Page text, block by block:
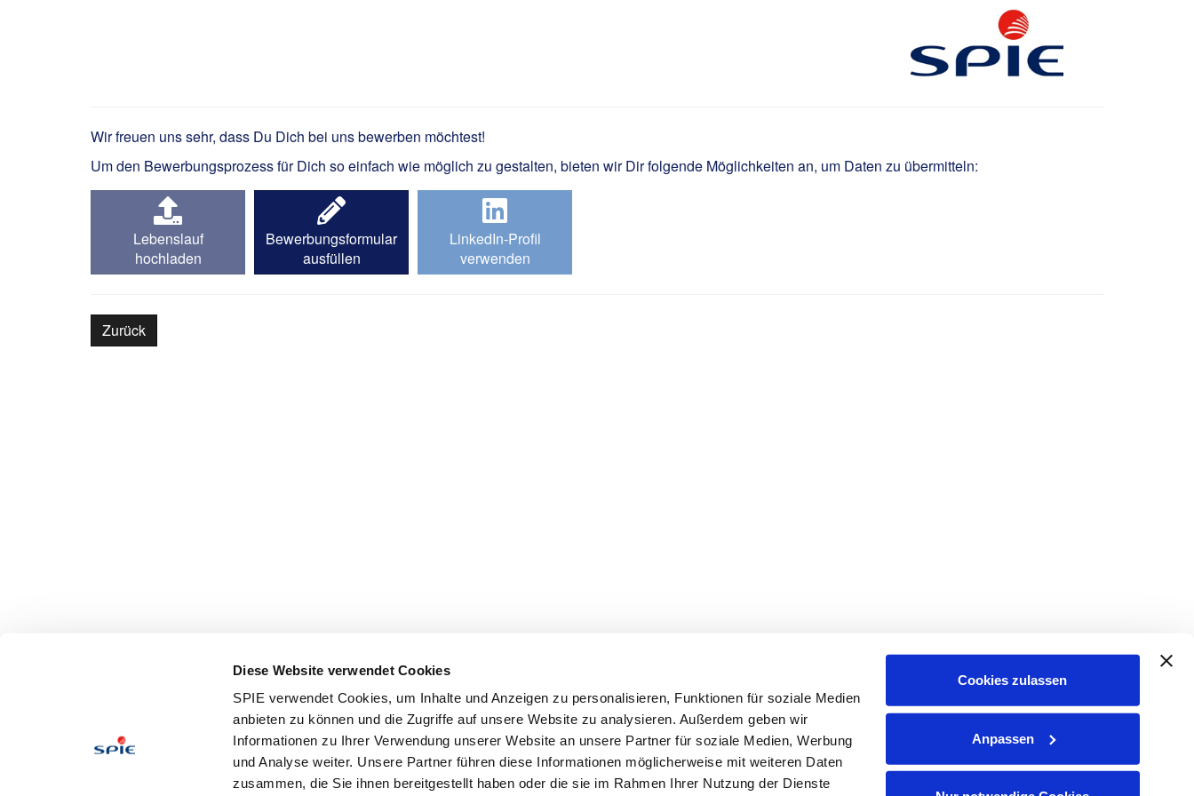
Diese Website verwendet Cookies
SPIE verwendet Cookies, um Inhalte und Anzeigen zu personalisieren, Funktionen für soziale Medien
anbieten zu können und die Zugriffe auf unsere Website zu analysieren. Außerdem geben wir
Informationen zu Ihrer Verwendung unserer Website an unsere Partner für soziale Medien, Werbung
und Analyse weiter. Unsere Partner führen diese Informationen möglicherweise mit weiteren Daten
zusammen, die Sie ihnen bereitgestellt haben oder die sie im Rahmen Ihrer Nutzung der Dienste
Cookies zulassen
Anpassen
Wir freuen uns sehr, dass Du Dich bei uns bewerben möchtest!
Um den Bewerbungsprozess für Dich so einfach wie möglich zu gestalten, bieten wir Dir folgende Möglichkeiten an, um Daten zu übermitteln:
Bewerbungsformular
ausfüllen
LinkedIn-Profil
verwenden
Lebenslauf
hochladen
Zurück